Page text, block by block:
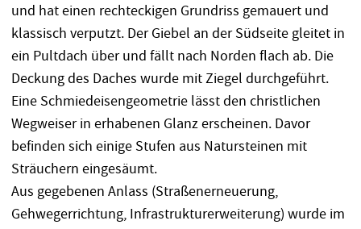
und hat einen rechteckigen Grundriss gemauert und
klassisch verputzt. Der Giebel an der Südseite gleitet in
ein Pultdach über und fällt nach Norden flach ab. Die
Deckung des Daches wurde mit Ziegel durchgeführt.
Eine Schmiedeisengeometrie lässt den christlichen
Wegweiser in erhabenen Glanz erscheinen. Davor
befinden sich einige Stufen aus Natursteinen mit
Sträuchern eingesäumt.
Aus gegebenen Anlass (Straßenerneuerung,
Gehwegerrichtung, Infrastrukturerweiterung) wurde im